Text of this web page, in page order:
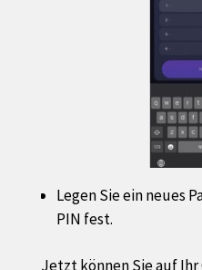
Legen Sie ein neues
PIN fest.
Jetzt können Sie auf